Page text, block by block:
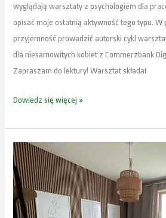
wyglądają warsztaty z psychologiem dla
opisać moje ostatnią aktywność tego typu. W
przyjemność prowadzić autorski cykl
dla niesamowitych kobiet z Commerzbank
Zapraszam do lektury! Warsztat składał
Dowiedz się więcej »
Psycholog
Ochota
Włochy